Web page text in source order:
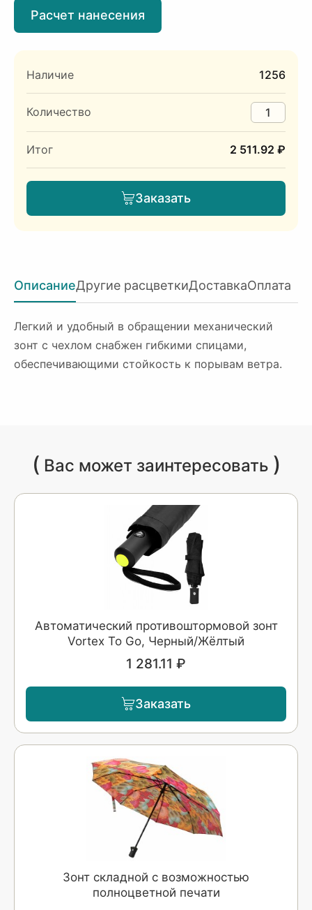
Расчет нанесения
Наличие 1256
Количество
Итог 2 511.92 ₽
Заказать
ОписаниеДругие расцветкиДоставкаОплата
Легкий и удобный в обращении механический
зонт с чехлом снабжен гибкими спицами,
обеспечивающими стойкость к порывам ветра.
( Вас может заинтересовать )
Автоматический противоштормовой зонт
Vortex To Go, Черный/Жёлтый
1 281.11 ₽
Заказать
Зонт складной с возможностью
полноцветной печати